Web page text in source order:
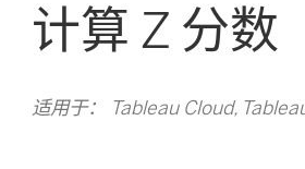
计算 Z 分数
适用于： Tableau Cloud,